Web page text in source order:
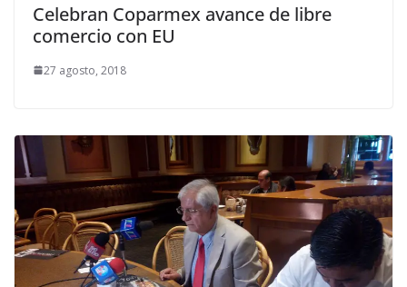
Celebran Coparmex avance de libre
comercio con EU
27 agosto, 2018